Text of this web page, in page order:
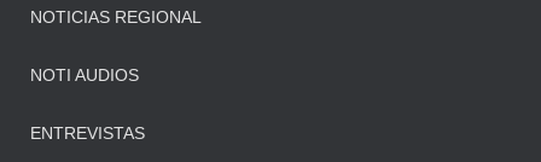
NOTICIAS REGIONAL
NOTI AUDIOS
ENTREVISTAS